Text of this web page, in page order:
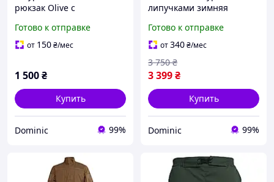
рюкзак Olive с
военный рюкзак 45
литров оливковый/
Готово к отправке
от 150₴/мес
1 500₴
Купить
Dominic 99%
липучками зимняя
Водоотталкивающая
армейская куртка хаки с
капюшоном
Готово к отправке
от340₴/мес
3 399₴
3 750 ₴
Купить
Dominic 99%